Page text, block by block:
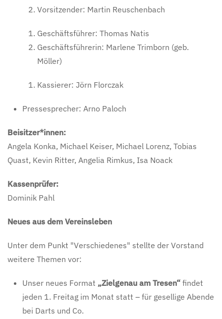
Vorsitzender: Martin Reuschenbach
Geschäftsführer: Thomas Natis
Geschäftsführerin: Marlene Trimborn (geb.
Möller)
Kassierer: Jörn Florczak
Pressesprecher: Arno Paloch
Beisitzer*innen:
Angela Konka, Michael Keiser, Michael Lorenz, Tobias
Quast, Kevin Ritter, Angelia Rimkus, Isa Noack
Kassenprüfer:
Dominik Pahl
Neues aus dem Vereinsleben
Unter dem Punkt "Verschiedenes" stellte der Vorstand
weitere Themen vor:
Unser neues Format „Zielgenau am Tresen“ findet
jeden 1. Freitag im Monat statt – für gesellige Abende
bei Darts und Co.